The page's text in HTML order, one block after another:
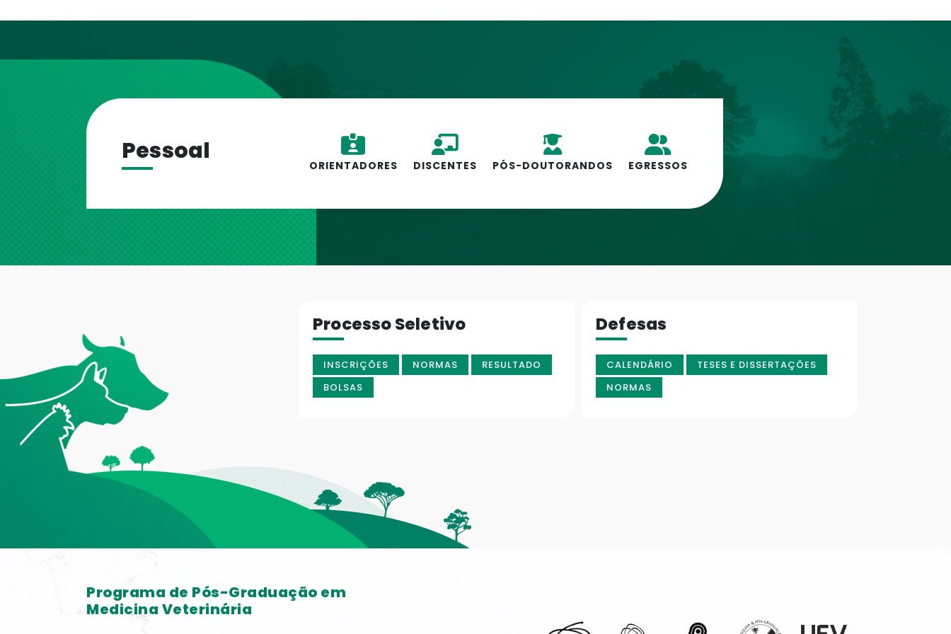
Pessoal
ORIENTADORES DISCENTES PÓS-DOUTORANDOS EGRESSOS
Processo Seletivo
INSCRIÇÕES NORMAS
RESULTADO
BOLSAS
Defesas
CALENDÁRIO
TESES E DISSERTAÇÕES
NORMAS
Programa de Pós-Graduação em
Medicina Veterinária